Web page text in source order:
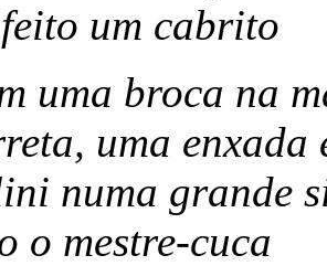
um cabrito
uma broca na
uma enxada
numa grande
o mestre-cuca